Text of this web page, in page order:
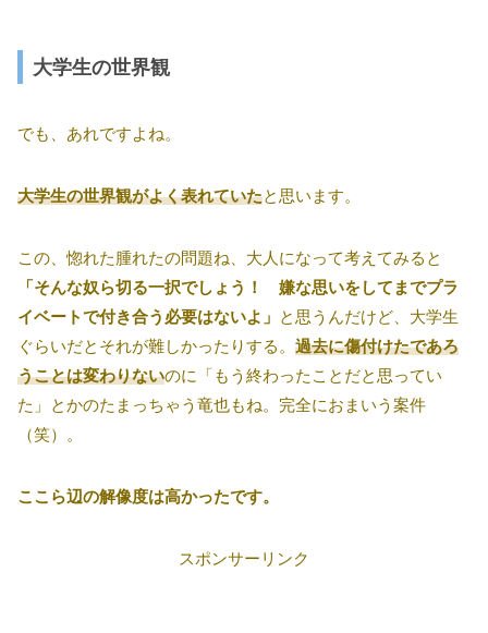
大学生の世界観
でも、あれですよね。
大学生の世界観がよく表れていたと思います。
この、惚れた腫れたの問題ね、大人になって考えてみると
「そんな奴ら切る一択でしょう！ 嫌な思いをしてまでプラ
イベートで付き合う必要はないよ」 と思うんだけど、大学生
ぐらいだとそれが難しかったりする。 過去に傷付けたであろ
うことは変わりないのに「もう終わったことだと思ってい
た」とかのたまっちゃう竜也もね。完全におまいう案件
（笑）。
ここら辺の解像度は高かったです。
スポンサーリンク